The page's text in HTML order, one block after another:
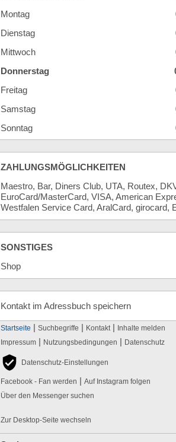
Montag
Dienstag
Mittwoch
Donnerstag
Freitag
Samstag
Sonntag
ZAHLUNGSMÖGLICHKEITEN
Maestro, Bar, Diners Club, UTA, Routex,
EuroCard/MasterCard, VISA, American
Westfalen Service Card, AralCard, girocard,
SONSTIGES
Shop
Kontakt im Adressbuch speichern
Startseite | Suchbegriffe | Kontakt | Inhalte melden
Impressum | Nutzungsbedingungen | Datenschutz
Datenschutz-Einstellungen
Facebook - Fan werden | Auf Instagram folgen
Über den Messenger suchen
Zur Desktop-Seite wechseln